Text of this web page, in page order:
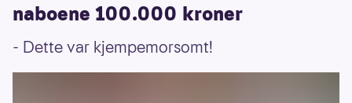
naboene 100.000 kroner
- Dette var kjempemorsomt!